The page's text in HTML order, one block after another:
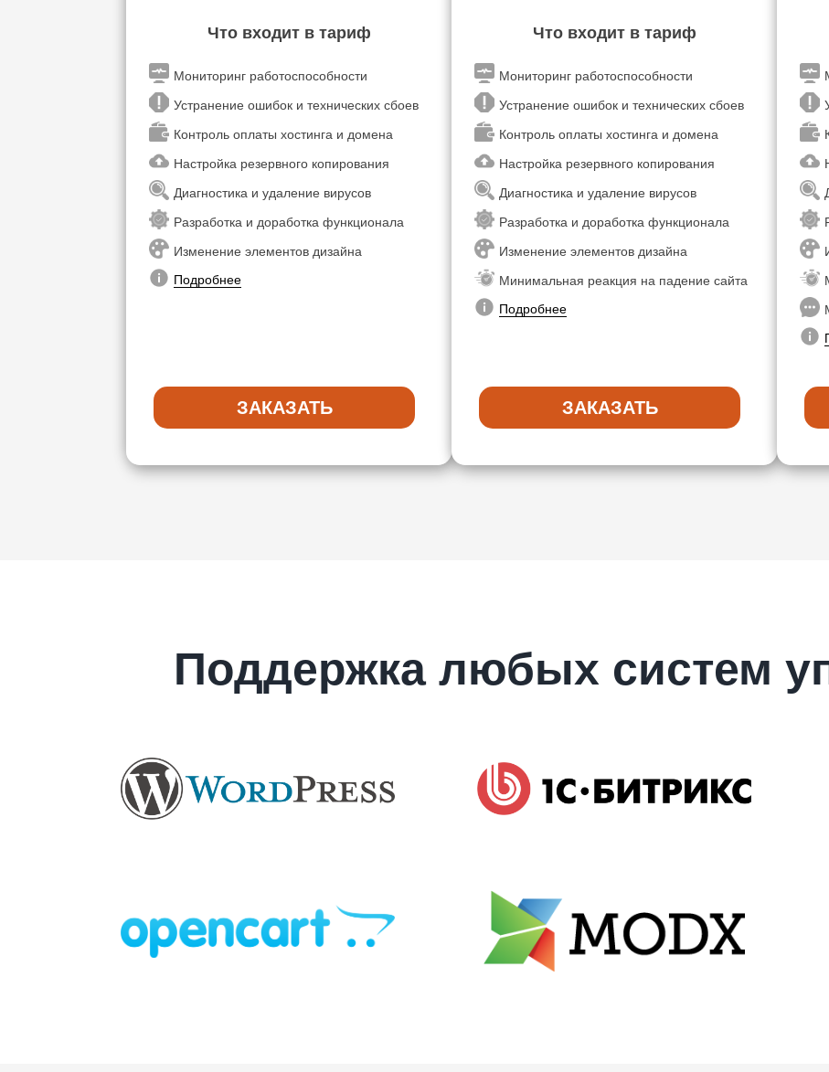
Что входит в тариф
Мониторинг работоспособности
Устранение ошибок и технических сбоев
Контроль оплаты хостинга и домена
Настройка резервного копирования
Диагностика и удаление вирусов
Разработка и доработка функционала
Изменение элементов дизайна
Подробнее
ЗАКАЗАТЬ
Что входит в тариф
Мониторинг работоспособности
Устранение ошибок и технических сбоев
Контроль оплаты хостинга и домена
Настройка резервного копирования
Диагностика и удаление вирусов
Разработка и доработка функционала
Изменение элементов дизайна
Минимальная реакция на падение сайта
Подробнее
ЗАКАЗАТЬ
Поддержка любых систем